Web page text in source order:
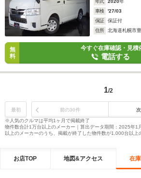
年式
2020年
車検
'27/03
保証
保証付
住所
北海道札幌市
無
料
今すぐ在庫確認・見積
電話する
1/2
最初 前の30件
※人気のクルマは平均1ヶ月で掲載終了
物件数合計1万台以上のメーカー｜算出データ期間：2025年1
以上のメーカーのうち、掲載が終了した物件数が1,000台以上
お店TOP 地図&アクセス 在